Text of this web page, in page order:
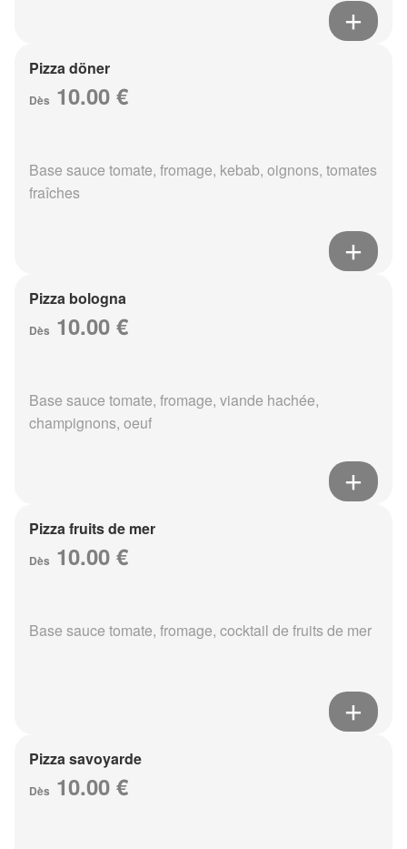
Pizza döner
Dès 10.00 €
Base sauce tomate, fromage, kebab, oignons, tomates
fraîches
Pizza bologna
Dès 10.00 €
Base sauce tomate, fromage, viande hachée,
champignons, oeuf
Pizza fruits de mer
Dès 10.00 €
Base sauce tomate, fromage, cocktail de fruits de mer
Pizza savoyarde
Dès 10.00 €